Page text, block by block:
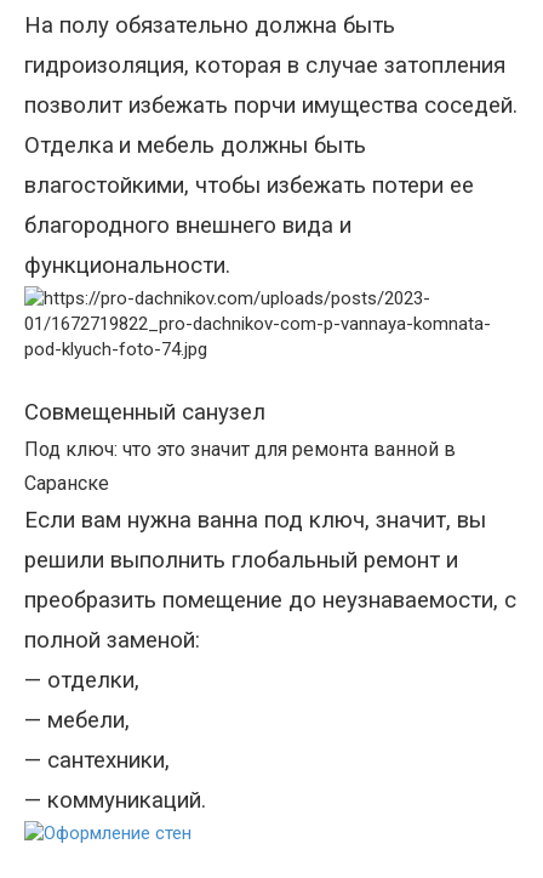
На полу обязательно должна быть
гидроизоляция, которая в случае затопления
позволит избежать порчи имущества соседей.
Отделка и мебель должны быть
влагостойкими, чтобы избежать потери ее
благородного внешнего вида и
функциональности.
Совмещенный санузел
Под ключ: что это значит для ремонта ванной в
Саранске
Если вам нужна ванна под ключ, значит, вы
решили выполнить глобальный ремонт и
преобразить помещение до неузнаваемости, с
полной заменой:
— отделки,
— мебели,
— сантехники,
— коммуникаций.